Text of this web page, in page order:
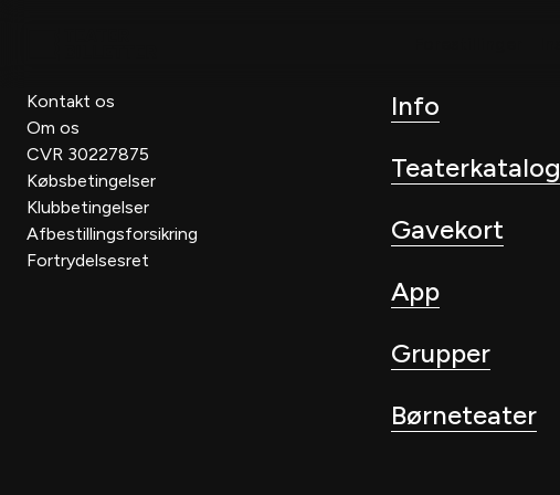
Kontakt os
Om os
CVR 30227875
Købsbetingelser
Klubbetingelser
Afbestillingsforsikring
Fortrydelsesret
Info
Teaterkatalog
Gavekort
App
Grupper
Børneteater